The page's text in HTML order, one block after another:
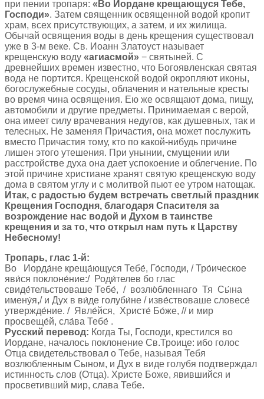
при пении тропаря: «Во Иордане крещающуся Тебе,
Господи». Затем священник освященной водой кропит
храм, всех присутствующих, а затем, и их жилища.
Обычай освящения воды в день крещения существовал
уже в 3-м веке. Св. Иоанн Златоуст называет
крещенскую воду «агиасмой» − святыней. С
древнейших времен известно, что Богоявленская святая
вода не портится. Крещенской водой окропляют иконы,
богослужебные сосуды, облачения и нательные кресты
во время чина освящения. Ею же освящают дома, пищу,
автомобили и другие предметы. Принимаемая с верой,
она имеет силу врачевания недугов, как душевных, так и
телесных. Не заменяя Причастия, она может послужить
вместо Причастия тому, кто по какой-нибудь причине
лишен этого утешения. При унынии, смущении или
расстройстве духа она дает успокоение и облегчение. По
этой причине христиане хранят святую крещенскую воду
дома в святом углу и с молитвой пьют ее утром натощак.
Итак, с радостью будем встречать светлый праздник
Крещения Господня, благодаря Спасителя за
возрождение нас водой и Духом в таинстве
крещения и за то, что открыл нам путь к Царству
Небесному!
Тропарь, глас 1-й:
Во Иорда́не креща́ющуся Тебе́, Го́споди, / Тро́ическое
яви́ся поклоне́ние:/ Роди́телев бо глас
свиде́тельствоваше Тебе́, / возлю́бленнаго Тя Сы́на
имену́я,/ и Дух в ви́де голуби́не / изве́ствоваше словесе́
утвержде́ние. / Явле́йся, Христе́ Бо́же, // и мир
просвеще́й, сла́ва Тебе́ .
Русский перевод: Когда Ты, Господи, крестился во
Иордане, началось поклонение Св.Троице: ибо голос
Отца свидетельствовал о Тебе, называя Тебя
возлюбленным Сыном, и Дух в виде голубя подтверждал
истинность слов (Отца). Христе Боже, явившийся и
просветивший мир, слава Тебе.